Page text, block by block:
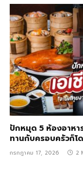
ปักหมุด 5 ห้องอาหา
ทานกับครอบครัวก็โ
กรกฎาคม 17, 2026 2